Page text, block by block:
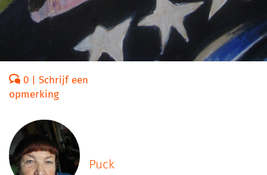
0 | Schrijf een
opmerking
Puck